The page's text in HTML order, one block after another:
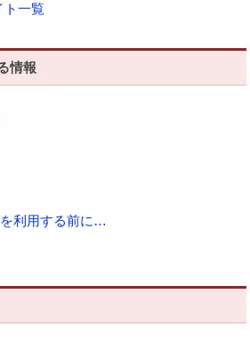
ト一覧
情報
利用する前に…